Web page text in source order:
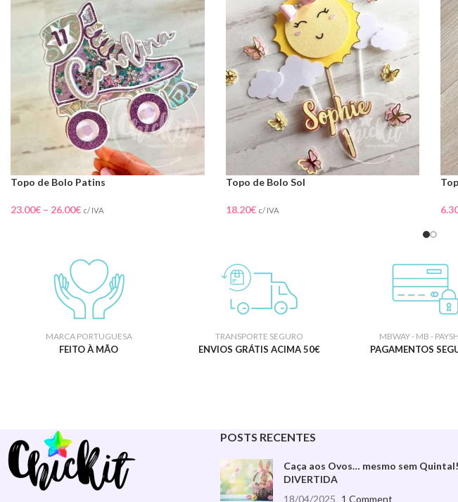
Topo de Bolo Patins
23.00€ – 26.00€ c/ IVA
Topo de Bolo Sol
18.20€ c/ IVA
MARCA PORTUGUESA
FEITO À MÃO
TRANSPORTE SEGURO
ENVIOS GRÁTIS ACIMA 50€
MBWAY - MB -
PAGAMENTOS
POSTS RECENTES
Caça aos Ovos… mesmo sem
DIVERTIDA
18/04/2025 1 Comment